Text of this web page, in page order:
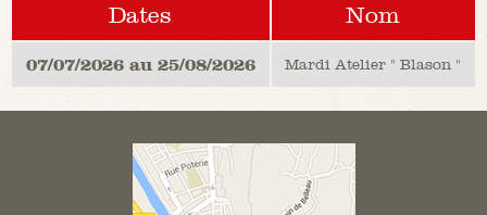
Dates Nom
07/07/2026 au 25/08/2026 Mardi Atelier " Blason "